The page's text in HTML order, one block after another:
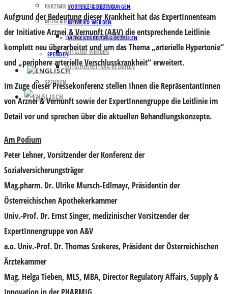
VORTEILE & BEDINGUNGEN
MITGLIED WERDEN
MITGLIEDSBEITRAG BEZAHLEN
SPENDEN
PARTNER UND UNTERSTÜTZER
MITGLIED WERDEN
VORTEILE & BEDINGUNGEN
MITGLIED WERDEN
MITGLIEDSBEITRAG BEZAHLEN
SPENDEN
Aufgrund der Bedeutung dieser Krankheit hat das ExpertInnenteam
derInitiative Arznei & Vernunft (A&V)die entsprechende Leitlinie
komplett neu überarbeitet und um das Thema „arterielle Hypertonie“
und „periphere arterielle Verschlusskrankheit“ erweitert.
Im Zuge dieser Pressekonferenz stellen Ihnen die RepräsentantInnen
von Arznei & Vernunft sowie der ExpertInnengruppe die Leitlinie im
Detail vor und sprechen über die aktuellen Behandlungskonzepte.
Am Podium
Peter Lehner, Vorsitzender der Konferenz der
Sozialversicherungsträger
Mag.pharm. Dr. Ulrike Mursch-Edlmayr, Präsidentin der
Österreichischen Apothekerkammer
Univ.-Prof. Dr. Ernst Singer, medizinischer Vorsitzender der
ExpertInnengruppe von A&V
a.o. Univ.-Prof. Dr.Thomas Szekeres, Präsident der Österreichischen
Ärztekammer
Mag. Helga Tieben, MLS, MBA, Director Regulatory Affairs, Supply &
Innovation in der PHARMIG